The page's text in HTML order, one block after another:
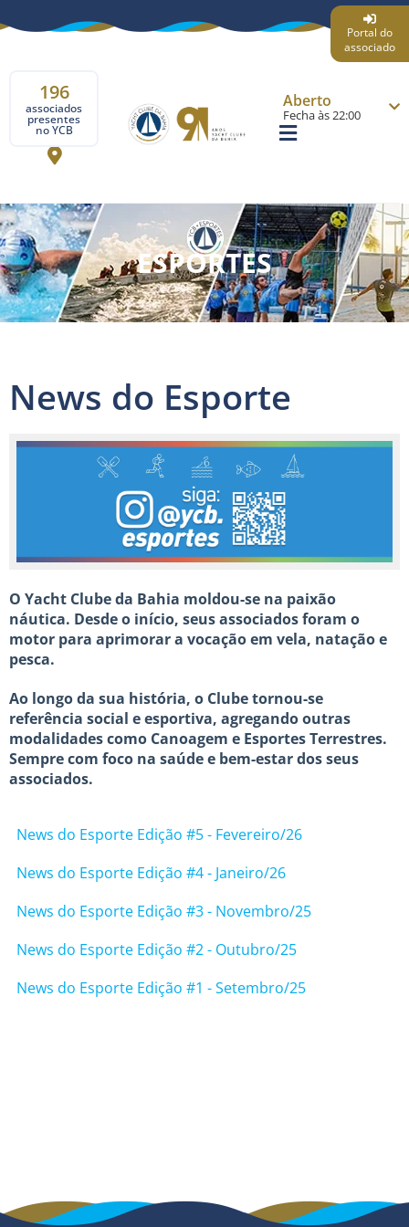
196
associados
presentes
no YCB
Aberto
Fecha às 22:00
Portal do
associado
ESPORTES
News do Esporte
O Yacht Clube da Bahia moldou-se na paixão
náutica. Desde o início, seus associados foram o
motor para aprimorar a vocação em vela, natação e
pesca.
Ao longo da sua história, o Clube tornou-se
referência social e esportiva, agregando outras
modalidades como Canoagem e Esportes Terrestres.
Sempre com foco na saúde e bem-estar dos seus
associados.
News do Esporte Edição #5 - Fevereiro/26
News do Esporte Edição #4 - Janeiro/26
News do Esporte Edição #3 - Novembro/25
News do Esporte Edição #2 - Outubro/25
News do Esporte Edição #1 - Setembro/25